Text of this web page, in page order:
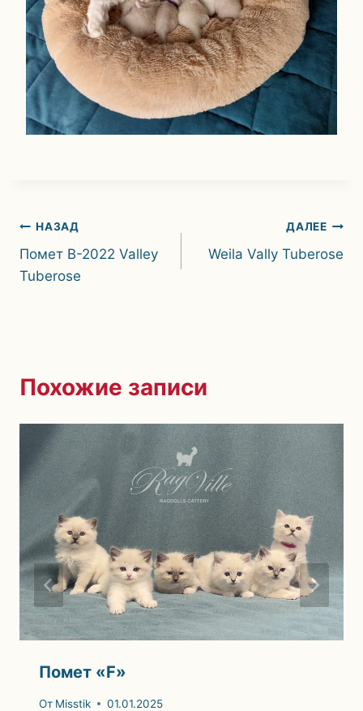
Навигация
по
НАЗАД
Помет B-2022 Valley
Tuberose
ДАЛЕЕ
Weila Vally Tuberose
Похожие записи
Помет «F»
От Misstik 01.01.2025